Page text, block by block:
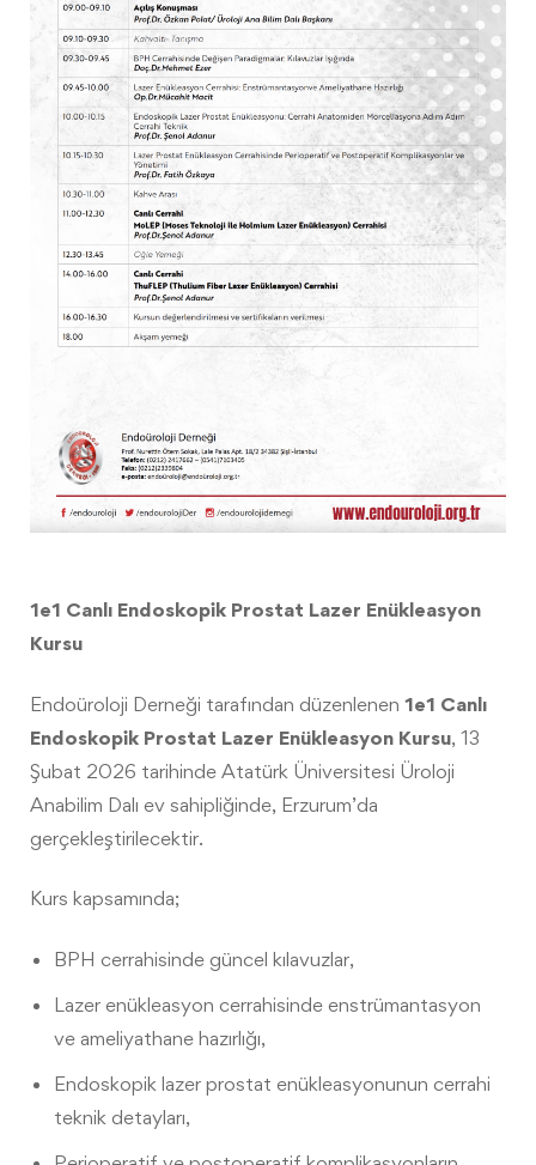
1e1 Canlı Endoskopik Prostat Lazer Enükleasyon
Kursu
Endoüroloji Derneği tarafından düzenlenen 1e1 Canlı
Endoskopik Prostat Lazer Enükleasyon Kursu, 13
Şubat 2026 tarihinde Atatürk Üniversitesi Üroloji
Anabilim Dalı ev sahipliğinde, Erzurum’da
gerçekleştirilecektir.
Kurs kapsamında;
BPH cerrahisinde güncel kılavuzlar,
Lazer enükleasyon cerrahisinde enstrümantasyon
ve ameliyathane hazırlığı,
Endoskopik lazer prostat enükleasyonunun cerrahi
teknik detayları,